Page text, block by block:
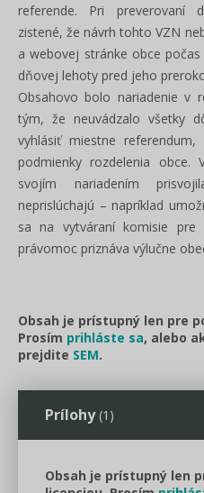
referende. Pri preverovaní
zistené, že návrh tohto VZN
a webovej stránke obce
dňovej lehoty pred jeho
Obsahovo bolo nariadenie v
tým, že neuvádzalo všetky
vyhlásiť miestne
podmienky rozdelenia obce.
svojím nariadením
neprislúchajú – napríklad
sa na vytváraní komisie
právomoc priznáva výlučne
Obsah je prístupný len pre
Prosím prihláste sa, alebo
prejdite SEM.
Prílohy (1)
Obsah je prístupný len